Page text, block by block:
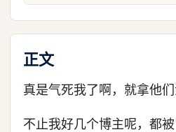
正文
真是气死我了啊，就拿他们
不止我好几个博主呢，都